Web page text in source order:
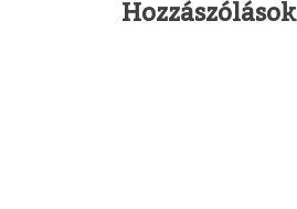
Hozzászólások